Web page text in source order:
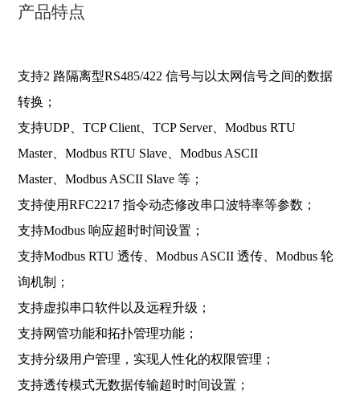
产品特点
支持2 路隔离型RS485/422 信号与以太网信号之间的数据
转换；
支持UDP、TCP Client、TCP Server、Modbus RTU
Master、Modbus RTU Slave、Modbus ASCII
Master、Modbus ASCII Slave 等；
支持使用RFC2217 指令动态修改串口波特率等参数；
支持Modbus 响应超时时间设置；
支持Modbus RTU 透传、Modbus ASCII 透传、Modbus 轮
询机制；
支持虚拟串口软件以及远程升级；
支持网管功能和拓扑管理功能；
支持分级用户管理，实现人性化的权限管理；
支持透传模式无数据传输超时时间设置；